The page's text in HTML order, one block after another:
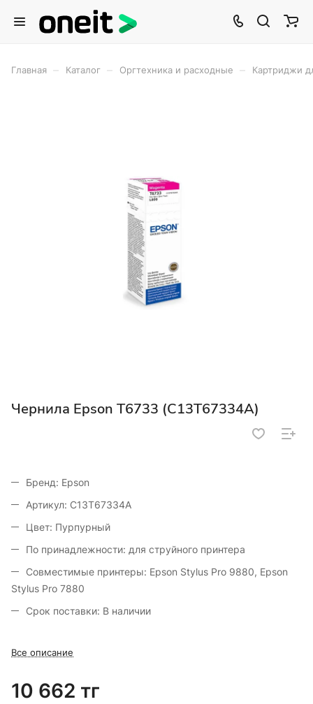
Главная Каталог Оргтехника и расходные Картриджи
Чернила Epson T6733 (C13T67334A)
Бренд: Epson
Артикул: C13T67334A
Цвет: Пурпурный
По принадлежности: для струйного принтера
Совместимые принтеры: Epson Stylus Pro 9880, Epson
Stylus Pro 7880
Срок поставки: В наличии
Все описание
10 662 тг